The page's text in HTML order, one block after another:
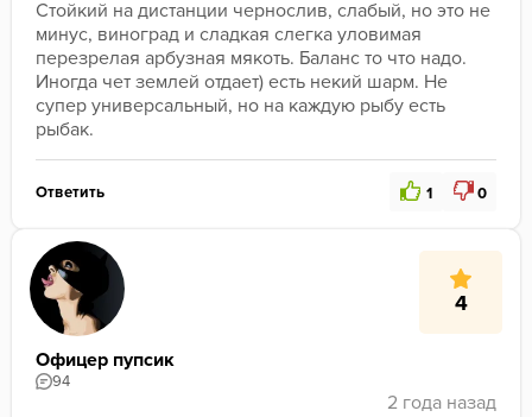
Стойкий на дистанции чернослив, слабый, но это не
минус, виноград и сладкая слегка уловимая
перезрелая арбузная мякоть. Баланс то что надо.
Иногда чет землей отдает) есть некий шарм. Не
супер универсальный, но на каждую рыбу есть
рыбак.
Ответить 1 0
4
Офицер пупсик
94